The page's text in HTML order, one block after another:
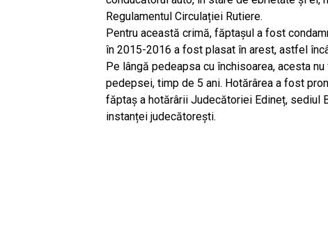
Regulamentul Circulației Rutiere.
Pentru această crimă, făptașul a fost
în 2015-2016 a fost plasat în arest, astfel
Pe lângă pedeapsa cu închisoarea, acesta
pedepsei, timp de 5 ani. Hotărârea a fost
făptaș a hotărârii Judecătoriei Edineț, sediul
instanței judecătorești.